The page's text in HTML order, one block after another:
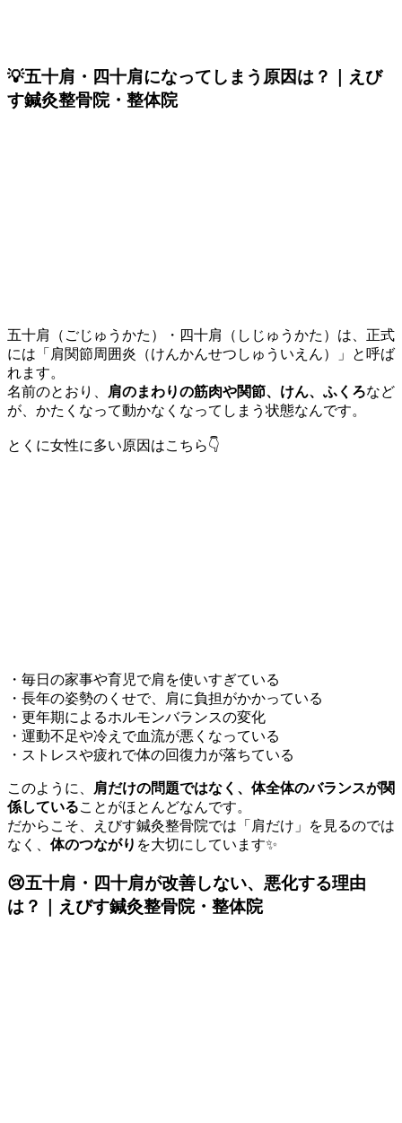
💡五十肩・四十肩になってしまう原因は？｜えび
す鍼灸整骨院・整体院
五十肩（ごじゅうかた）・四十肩（しじゅうかた）は、正式
には「肩関節周囲炎（けんかんせつしゅういえん）」と呼ば
れます。
名前のとおり、
肩のまわりの筋肉や関節、けん、ふくろなど
が、かたくなって動かなくなってしまう状態なんです。
とくに女性に多い原因はこちら👇
・毎日の家事や育児で肩を使いすぎている
・長年の姿勢のくせで、肩に負担がかかっている
・更年期によるホルモンバランスの変化
・運動不足や冷えで血流が悪くなっている
・ストレスや疲れで体の回復力が落ちている
このように、
肩だけの問題ではなく、体全体のバランスが関
係していることがほとんどなんです。
だからこそ、えびす鍼灸整骨院では「肩だけ」を見るのでは
なく、 体のつながり を大切にしています✨
😢五十肩・四十肩が改善しない、悪化する理由
は？｜えびす鍼灸整骨院・整体院